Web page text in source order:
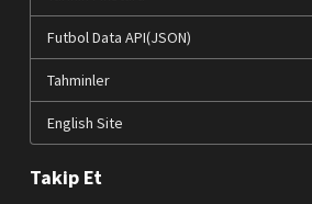
Futbol Data API(JSON)
Tahminler
English Site
Takip Et